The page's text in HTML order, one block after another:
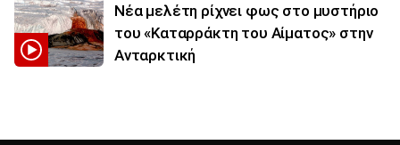
Νέα μελέτη ρίχνει φως στο μυστήριο
του «Καταρράκτη του Αίματος» στην
Ανταρκτική